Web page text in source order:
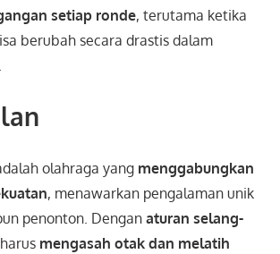
setiap ronde, terutama ketika
berubah secara drastis dalam
olahraga yang menggabungkan
, menawarkan pengalaman unik
penonton. Dengan aturan selang-
mengasah otak dan melatih